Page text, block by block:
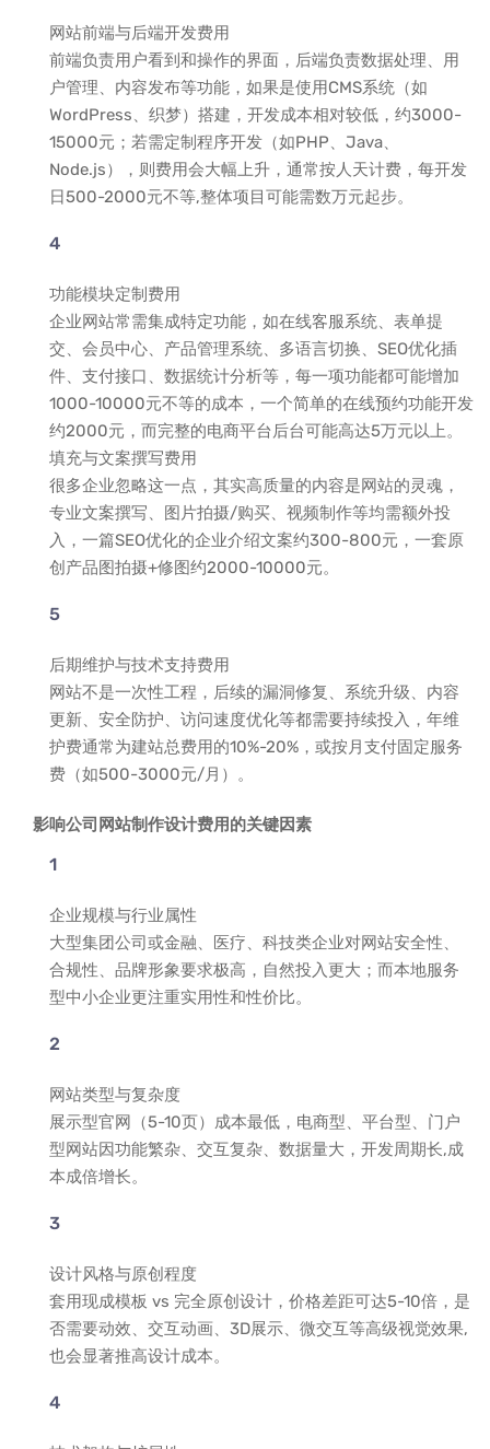
网站前端与后端开发费用
前端负责用户看到和操作的界面，后端负责数据处理、用
户管理、内容发布等功能，如果是使用CMS系统（如
WordPress、织梦）搭建，开发成本相对较低，约3000-
15000元；若需定制程序开发（如PHP、Java、
Node.js），则费用会大幅上升，通常按人天计费，每开发
日500-2000元不等,整体项目可能需数万元起步。
功能模块定制费用
企业网站常需集成特定功能，如在线客服系统、表单提
交、会员中心、产品管理系统、多语言切换、SEO优化插
件、支付接口、数据统计分析等，每一项功能都可能增加
1000-10000元不等的成本，一个简单的在线预约功能开发
约2000元，而完整的电商平台后台可能高达5万元以上。
填充与文案撰写费用
很多企业忽略这一点，其实高质量的内容是网站的灵魂，
专业文案撰写、图片拍摄/购买、视频制作等均需额外投
入，一篇SEO优化的企业介绍文案约300-800元，一套原
创产品图拍摄+修图约2000-10000元。
后期维护与技术支持费用
网站不是一次性工程，后续的漏洞修复、系统升级、内容
更新、安全防护、访问速度优化等都需要持续投入，年维
护费通常为建站总费用的10%-20%，或按月支付固定服务
费（如500-3000元/月）。
影响公司网站制作设计费用的关键因素
企业规模与行业属性
大型集团公司或金融、医疗、科技类企业对网站安全性、
合规性、品牌形象要求极高，自然投入更大；而本地服务
型中小企业更注重实用性和性价比。
网站类型与复杂度
展示型官网（5-10页）成本最低，电商型、平台型、门户
型网站因功能繁杂、交互复杂、数据量大，开发周期长,成
本成倍增长。
设计风格与原创程度
套用现成模板 vs 完全原创设计，价格差距可达5-10倍，是
否需要动效、交互动画、3D展示、微交互等高级视觉效果,
也会显著推高设计成本。